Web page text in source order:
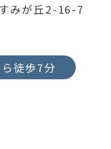
みが丘2-16-7
徒歩7分